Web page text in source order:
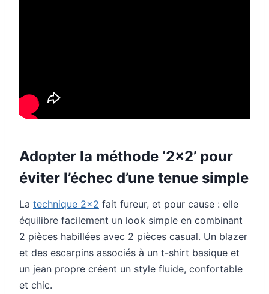
Adopter la méthode ‘2×2’ pour
éviter l’échec d’une tenue simple
La technique 2×2 fait fureur, et pour cause : elle
équilibre facilement un look simple en combinant
2 pièces habillées avec 2 pièces casual. Un blazer
et des escarpins associés à un t-shirt basique et
un jean propre créent un style fluide, confortable
et chic.